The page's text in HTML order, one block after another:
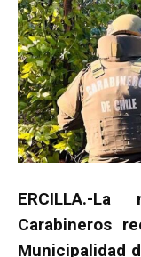
ERCILLA.-
Carabineros
Municipalidad